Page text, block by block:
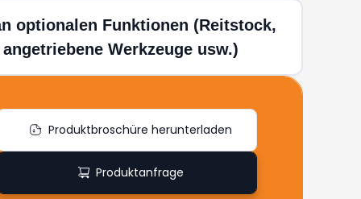
optionalen Funktionen (Reitstock,
Werkzeuge usw.)
Produktbroschüre herunterladen
Produktanfrage